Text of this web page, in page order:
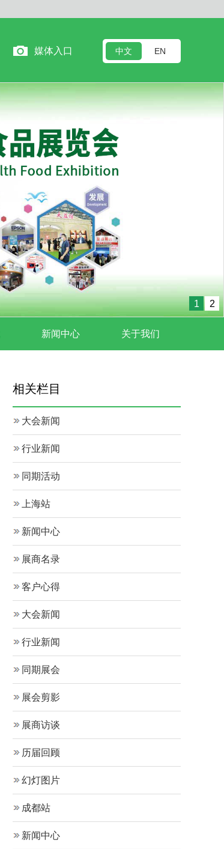
媒体入口 中文 EN
1 2
新闻中心 关于我们
相关栏目
大会新闻
行业新闻
同期活动
上海站
新闻中心
展商名录
客户心得
大会新闻
行业新闻
同期展会
展会剪影
展商访谈
历届回顾
幻灯图片
成都站
新闻中心